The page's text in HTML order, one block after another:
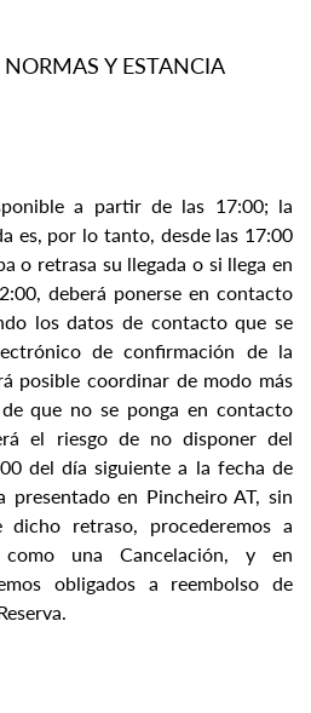
Y ESTANCIA
a partir de las 17:00; la
es, por lo tanto, desde las 17:00
o retrasa su llegada o si llega en
deberá ponerse en contacto
los datos de contacto que se
de confirmación de la
posible coordinar de modo más
que no se ponga en contacto
el riesgo de no disponer del
del día siguiente a la fecha de
presentado en Pincheiro AT, sin
dicho retraso, procederemos a
como una Cancelación, y en
obligados a reembolso de